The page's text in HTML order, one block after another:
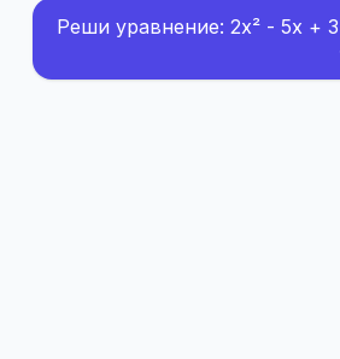
Реши уравнение: 2x² - 5x +